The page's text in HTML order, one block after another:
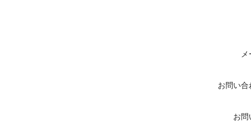
メ
お問い合
お問